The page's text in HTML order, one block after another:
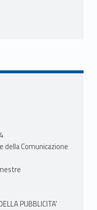
della Comunicazione
PUBBLICITA'